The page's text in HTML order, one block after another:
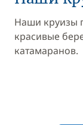
Наши круизы
красивые
катамаранов.